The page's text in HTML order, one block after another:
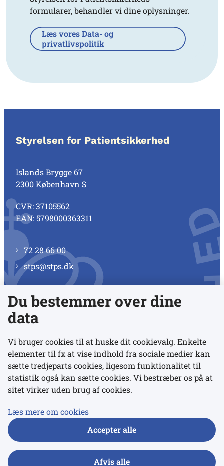
formularer, behandler vi dine oplysninger.
Læs vores Data- og
privatlivspolitik
Styrelsen for Patientsikkerhed
Islands Brygge 67
2300 København S
CVR: 37105562
EAN: 5798000363311
72 28 66 00
stps@stps.dk
Se alle kontaktnumre
Links
Udgivelser
Tilgængelighedserklæring
Du bestemmer over dine
data
Vi bruger cookies til at huske dit cookievalg. Enkelte
elementer til fx at vise indhold fra sociale medier kan
sætte tredjeparts cookies, ligesom funktionalitet til
statistik også kan sætte cookies. Vi bestræber os på at
sitet virker uden brug af cookies.
Læs mere om cookies
Accepter alle
Afvis alle